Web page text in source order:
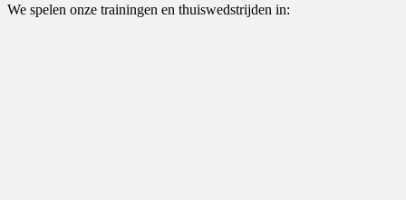
We spelen onze trainingen en thuiswedstrijden in: